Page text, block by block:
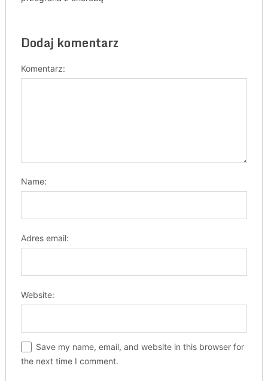
Dodaj komentarz
Komentarz:
Name:
Adres email:
Website:
Save my name, email, and website in this browser for
the next time I comment.